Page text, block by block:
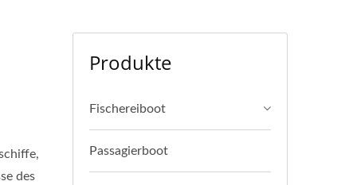
des
Produkte
Fischereiboot
Passagierboot